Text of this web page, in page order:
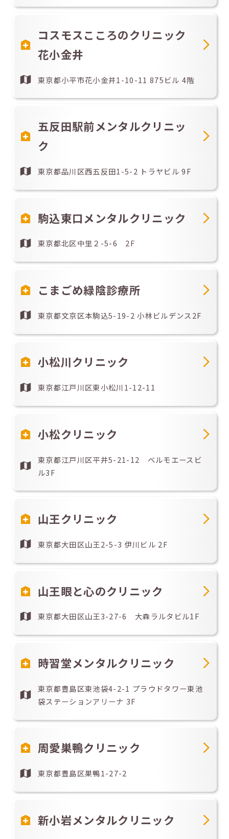
コスモスこころのクリニック
花小金井
東京都小平市花小金井1-10-11 875ビル 4階
五反田駅前メンタルクリニッ
ク
東京都品川区西五反田1-5-2 トラヤビル 9F
駒込東口メンタルクリニック
東京都北区中里２-5-6 2F
こまごめ緑陰診療所
東京都文京区本駒込5-19-2 小林ビルデンス2F
小松川クリニック
東京都江戸川区東小松川1-12-11
小松クリニック
東京都江戸川区平井5-21-12 ベルモエースビ
ル3F
山王クリニック
東京都大田区山王2-5-3 伊川ビル 2F
山王眼と心のクリニック
東京都大田区山王3-27-6 大森ラルタビル1F
時習堂メンタルクリニック
東京都豊島区東池袋4-2-1 プラウドタワー東池
袋ステーションアリーナ 3F
周愛巣鴨クリニック
東京都豊島区巣鴨1-27-2
新小岩メンタルクリニック